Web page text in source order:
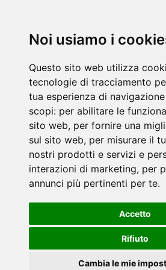
Noi usiamo i
Questo sito web utilizza
tecnologie di tracciamento
tua esperienza di
scopi: per abilitare le
sito web, per fornire una
sul sito web, per misurare il
nostri prodotti e servizi e
interazioni di marketing, per
annunci più pertinenti per te.
Accetto
Rifiuto
Cambia le mie